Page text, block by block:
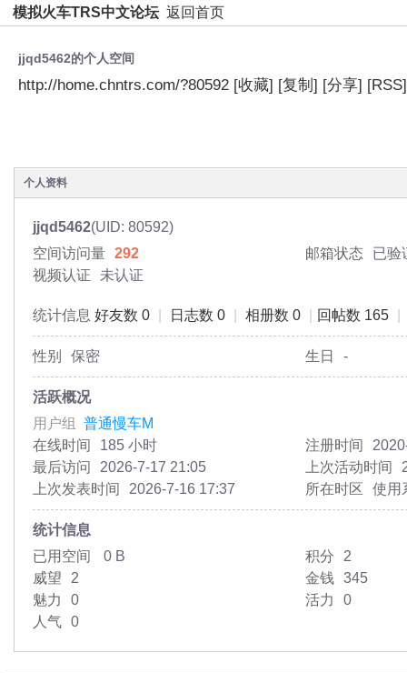
模拟火车TRS中文论坛 返回首页
jjqd5462的个人空间
http://home.chntrs.com/?80592 [收藏] [复制] [分享] [RSS]
个人资料
jjqd5462(UID: 80592)
空间访问量 292 邮箱状态
已验
视频认证
未认证
统计信息 好友数 0 日志数 0 相册数 0 回帖数 165
性别 保密 生日 -
活跃概况
用户组 普通慢车M
在线时间
185 小时 注册时间
最后访问
2026-7-17 21:05 上次活动时间
上次发表时间
2026-7-16 17:37 所在时区 使用
统计信息
已用空间
0 B 积分
2
威望
2 金钱
345
魅力
0 活力
0
人气 0